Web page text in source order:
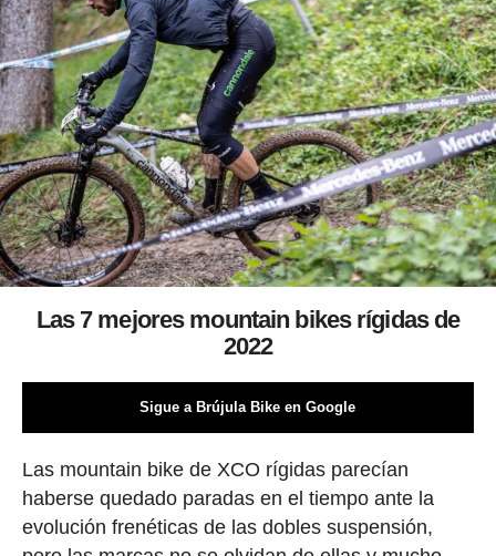
Las 7 mejores mountain bikes rígidas de
2022
Sigue a Brújula Bike en Google
Las mountain bike de XCO rígidas parecían
haberse quedado paradas en el tiempo ante la
evolución frenéticas de las dobles suspensión,